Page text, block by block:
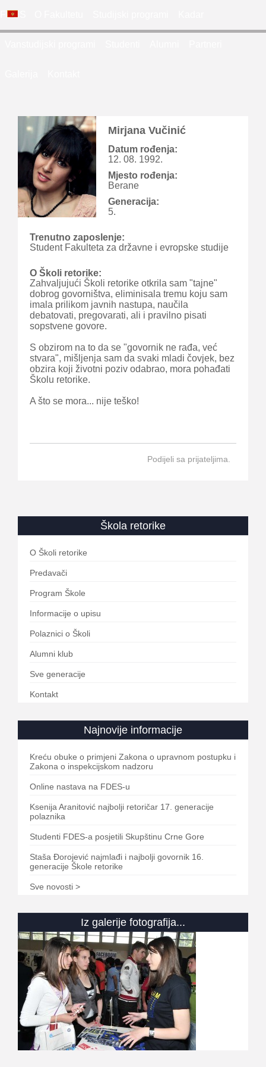
FDES
Mirjana Vučinić
Datum rođenja:
12. 08. 1992.
Mjesto rođenja:
Berane
Generacija:
5.
Trenutno zaposlenje:
Student Fakulteta za državne i evropske studije
O Školi retorike:
Zahvaljujući Školi retorike otkrila sam "tajne"
dobrog govorništva, eliminisala tremu koju sam
imala prilikom javnih nastupa, naučila
debatovati, pregovarati, ali i pravilno pisati
sopstvene govore.
S obzirom na to da se "govornik ne rađa, već
stvara", mišljenja sam da svaki mladi čovjek, bez
obzira koji životni poziv odabrao, mora pohađati
Školu retorike.
A što se mora... nije teško!
Podijeli sa prijateljima.
Škola retorike
O Školi retorike
Predavači
Program Škole
Informacije o upisu
Polaznici o Školi
Alumni klub
Sve generacije
Kontakt
Najnovije informacije
Kreću obuke o primjeni Zakona o upravnom postupku i
Zakona o inspekcijskom nadzoru
Online nastava na FDES-u
Ksenija Aranitović najbolji retoričar 17. generacije
polaznika
Studenti FDES-a posjetili Skupštinu Crne Gore
Staša Đorojević najmlađi i najbolji govornik 16.
generacije Škole retorike
Sve novosti >
Iz galerije fotografija...